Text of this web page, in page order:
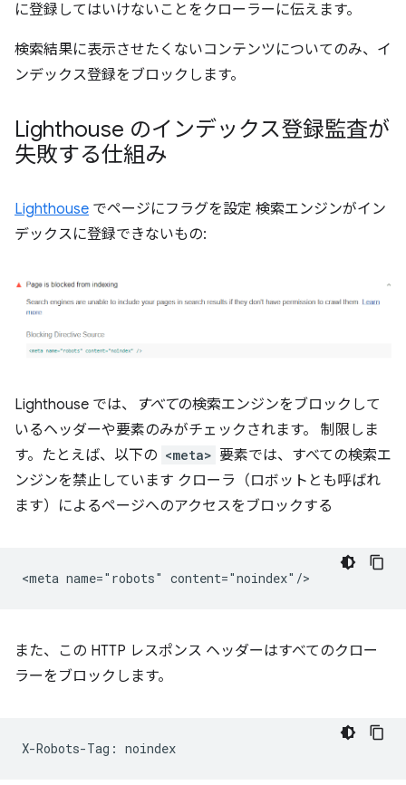
に登録してはいけないことをクローラーに伝えます。
検索結果に表示させたくないコンテンツについてのみ、イ
ンデックス登録をブロックします。
Lighthouse のインデックス登録監査が
失敗する仕組み
Lighthouse でページにフラグを設定 検索エンジンがイン
デックスに登録できないもの:
Lighthouse では、 すべての検索エンジンをブロックして
いるヘッダーや要素のみがチェックされます。 制限しま
す。たとえば、以下の <meta> 要素では、すべての検索エ
ンジンを禁止しています クローラ（ロボットとも呼ばれ
ます）によるページへのアクセスをブロックする
また、この HTTP レスポンス ヘッダーはすべてのクロー
ラーをブロックします。